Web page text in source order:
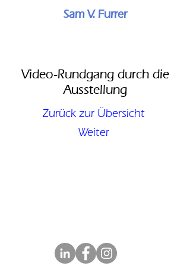
Sam V. Furrer
Video-Rundgang durch die
Ausstellung
Zurück zur Übersicht
Weiter